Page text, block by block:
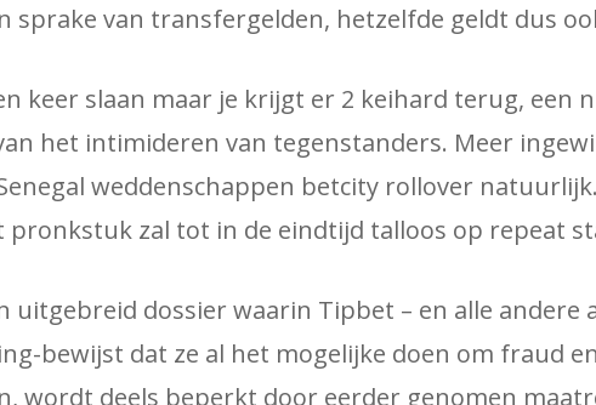
sprake van transfergelden, hetzelfde geldt dus
keer slaan maar je krijgt er 2 keihard terug, een
het intimideren van tegenstanders. Meer
weddenschappen betcity rollover
pronkstuk zal tot in de eindtijd talloos op repeat
uitgebreid dossier waarin Tipbet – en alle andere
bewijst dat ze al het mogelijke doen om fraud
wordt deels beperkt door eerder genomen